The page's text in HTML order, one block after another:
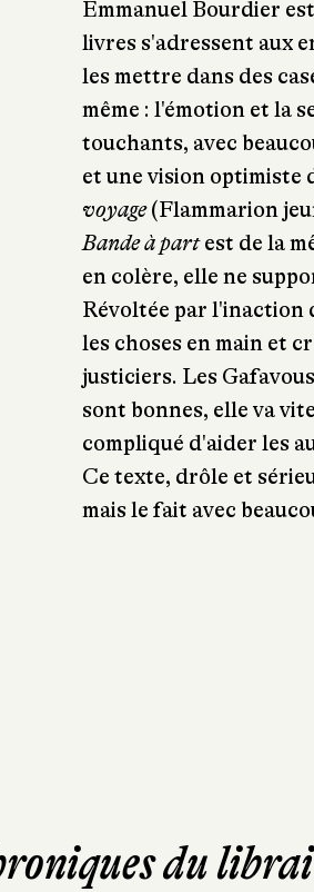
Emmanuel Bourdier
livres s'adressent aux
les mettre dans des
même : l'émotion et la
touchants, avec
et une vision optimiste
voyage(Flammarion
Bande à partest de la
en colère, elle ne
Révoltée par l'inaction
les choses en main et
justiciers. Les
sont bonnes, elle va
compliqué d'aider les
Ce texte, drôle et
mais le fait avec
du